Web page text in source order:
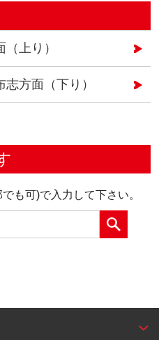
上り）
方面（下り）
も可)で入力して下さい。